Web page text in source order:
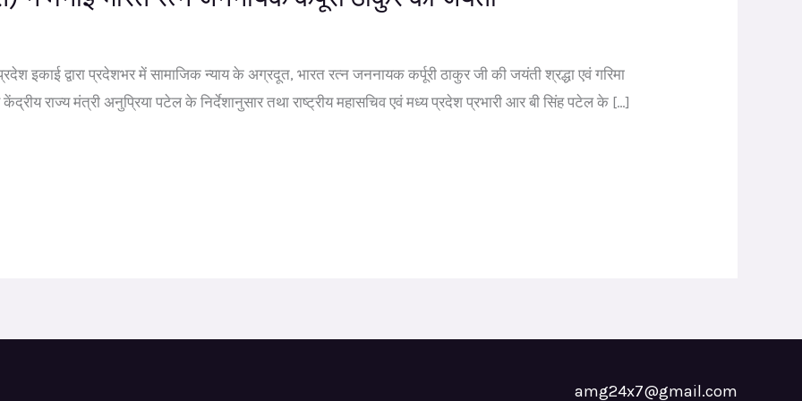
इकाई द्वारा प्रदेशभर में सामाजिक न्याय के अग्रदूत, भारत रत्न जननायक कर्पूरी ठाकुर जी की जयंती श्रद्धा एवं गरिमा
केंद्रीय राज्य मंत्री अनुप्रिया पटेल के निर्देशानुसार तथा राष्ट्रीय महासचिव एवं मध्य प्रदेश प्रभारी आर बी सिंह पटेल के […]
amg24x7@gmail.com